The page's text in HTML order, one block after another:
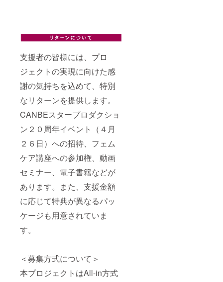
支援者の皆様には、プロ
ジェクトの実現に向けた感
謝の気持ちを込めて、特別
なリターンを提供します。
CANBEスタープロダクショ
ン２０周年イベント（４月
２６日）への招待、フェム
ケア講座への参加権、動画
セミナー、電子書籍などが
あります。また、支援金額
に応じて特典が異なるパッ
ケージも用意されていま
す。
＜募集方式について＞
本プロジェクトはAll-in方式